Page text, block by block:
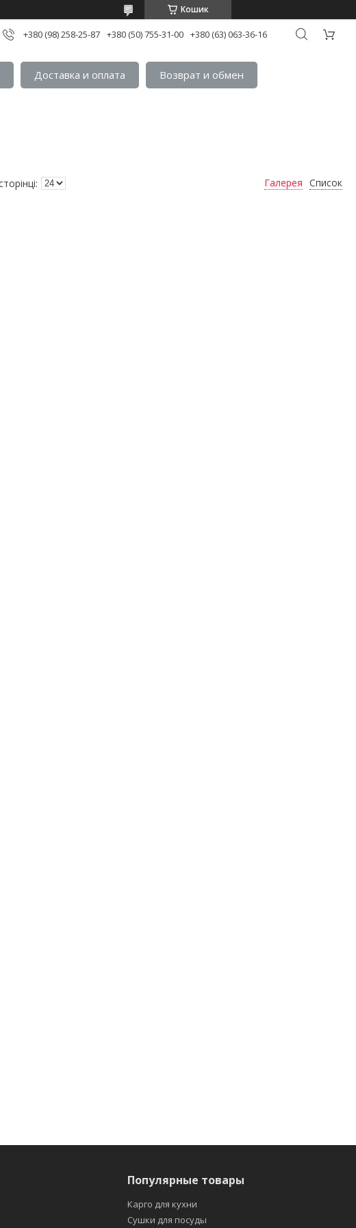
Кошик
+380 (98) 258-25-87 +380 (50) 755-31-00 +380 (63) 063-36-16
Доставка и оплата Возврат и обмен
Галерея Список
Популярные товары
Карго для кухни
Сушки для посуды